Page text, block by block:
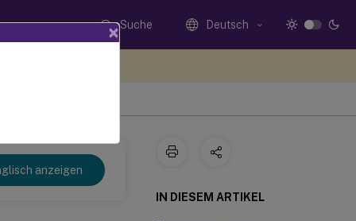
Suche Deutsch
anzeigen
IN DIESEM ARTIKEL
×